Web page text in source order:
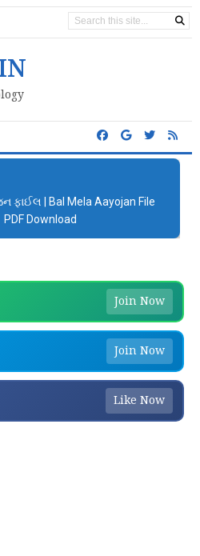
ફાઈલ | Bal Mela Aayojan File
PDF Download
Join Now
Join Now
Like Now